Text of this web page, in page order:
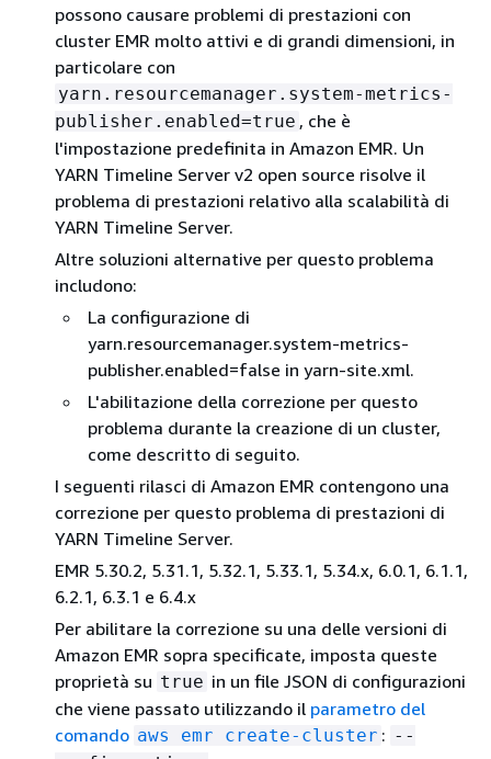
possono causare problemi di prestazioni con
cluster EMR molto attivi e di grandi dimensioni, in
particolare con
yarn.resourcemanager.system-metrics-
publisher.enabled=true , che è
l'impostazione predefinita in Amazon EMR. Un
YARN Timeline Server v2 open source risolve il
problema di prestazioni relativo alla scalabilità di
YARN Timeline Server.
Altre soluzioni alternative per questo problema
includono:
La configurazione di
yarn.resourcemanager.system-metrics-
publisher.enabled=false in yarn-site.xml.
L'abilitazione della correzione per questo
problema durante la creazione di un cluster,
come descritto di seguito.
I seguenti rilasci di Amazon EMR contengono una
correzione per questo problema di prestazioni di
YARN Timeline Server.
EMR 5.30.2, 5.31.1, 5.32.1, 5.33.1, 5.34.x, 6.0.1, 6.1.1,
6.2.1, 6.3.1 e 6.4.x
Per abilitare la correzione su una delle versioni di
Amazon EMR sopra specificate, imposta queste
proprietà su true in un file JSON di configurazioni
che viene passato utilizzando il parametro del
comando aws emr create-cluster : --